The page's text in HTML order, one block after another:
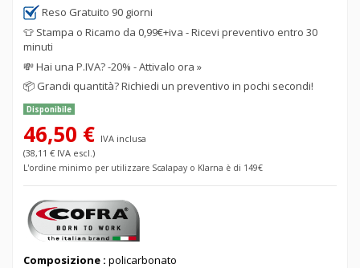
Reso Gratuito 90 giorni
👕 Stampa o Ricamo da 0,99€+iva - Ricevi preventivo entro 30
minuti
💸Hai una P.IVA? -20% - Attivalo ora »
📦 Grandi quantità? Richiedi un preventivo in pochi secondi!
Disponibile
46,50 € IVA inclusa
(38,11 € IVA escl.)
L'ordine minimo per utilizzare Scalapay o Klarna è di 149€
Composizione : policarbonato